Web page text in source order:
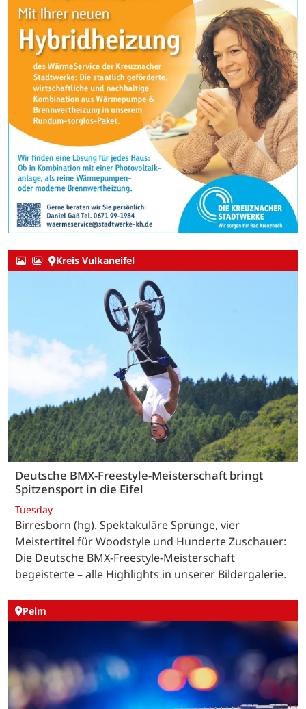
Kreis Vulkaneifel
Deutsche BMX-Freestyle-Meisterschaft bringt
Spitzensport in die Eifel
Tuesday
Birresborn (hg). Spektakuläre Sprünge, vier
Meistertitel für Woodstyle und Hunderte Zuschauer:
Die Deutsche BMX-Freestyle-Meisterschaft
begeisterte – alle Highlights in unserer Bildergalerie.
Pelm